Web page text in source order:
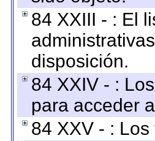
84 XXIII - : El
disposición.
84 XXIV - :
para acceder
84 XXV - :